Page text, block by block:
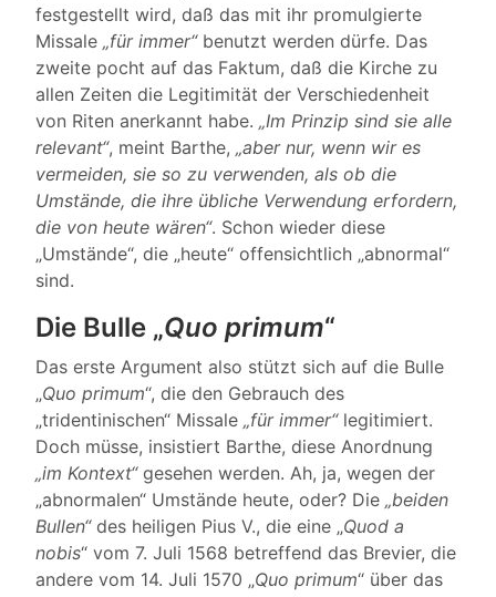
festgestellt wird, daß das mit ihr promulgierte
Missale „für immer“benutzt werden dürfe. Das
zweite pocht auf das Faktum, daß die Kirche zu
allen Zeiten die Legitimität der Verschiedenheit
von Riten anerkannt habe. „Im Prinzip sind sie alle
relevant“, meint Barthe, „aber nur, wenn wir es
vermeiden, sie so zu verwenden, als ob die
Umstände, die ihre übliche Verwendung erfordern,
die von heute wären“. Schon wieder diese
„Umstände“, die „heute“ offensichtlich „abnormal“
sind.
Die Bulle „Quo primum“
Das erste Argument also stützt sich auf die Bulle
„Quo primum“, die den Gebrauch des
„tridentinischen“ Missale „für immer“legitimiert.
Doch müsse, insistiert Barthe, diese Anordnung
„im Kontext“gesehen werden. Ah, ja, wegen der
„abnormalen“ Umstände heute, oder? Die „beiden
Bullen“des heiligen Pius V., die eine „Quod a
nobis“ vom 7. Juli 1568 betreffend das Brevier, die
andere vom 14. Juli 1570 „Quo primum“ über das